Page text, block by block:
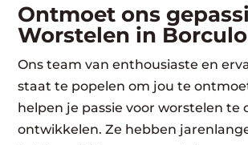
Ontmoet ons
Worstelen in
Ons team van enthousiaste en
staat te popelen om jou te
helpen je passie voor worstelen te
ontwikkelen. Ze hebben